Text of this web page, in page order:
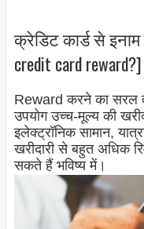
क्रेडिट कार्ड से
credit card
Reward करने का सरल
उपयोग उच्च-मूल्य की
इलेक्ट्रॉनिक सामान,
खरीदारी से बहुत अधिक
सकते हैं भविष्य में।